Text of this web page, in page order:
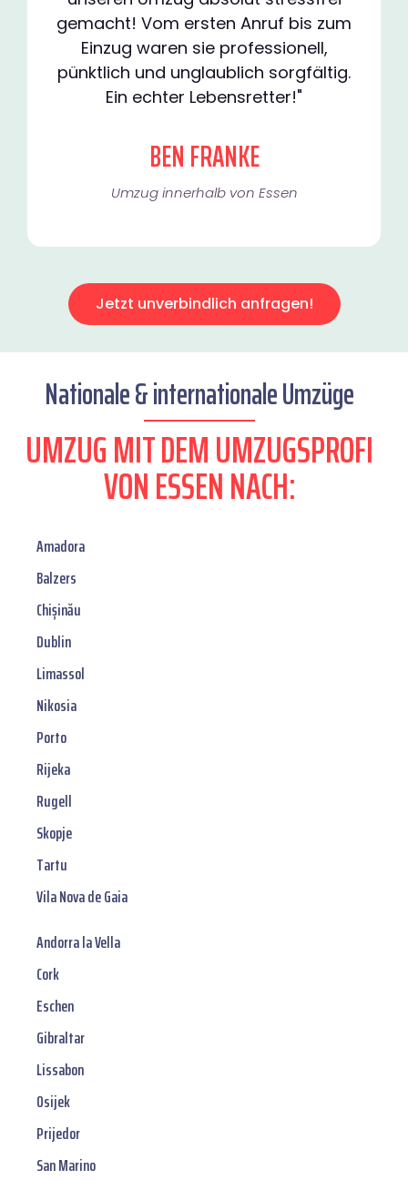
gemacht! Vom ersten Anruf bis zum
Einzug waren sie professionell,
pünktlich und unglaublich sorgfältig.
Ein echter Lebensretter!"
BEN FRANKE
Umzug innerhalb von Essen​
Jetzt unverbindlich anfragen!
Nationale & internationale Umzüge
UMZUG MIT DEM UMZUGSPROFI
VON ESSEN NACH:
Amadora
Balzers
Chișinău
Dublin
Limassol
Nikosia
Porto
Rijeka
Rugell
Skopje
Tartu
Vila Nova de Gaia
Andorra la Vella
Cork
Eschen
Gibraltar
Lissabon
Osijek
Prijedor
San Marino